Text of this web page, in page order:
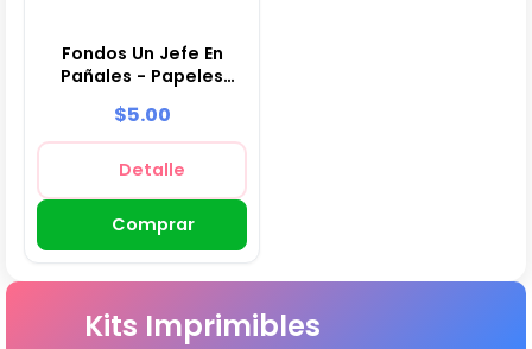
Fondos Un Jefe En
Pañales - Papeles
Decoración
$5.00
Detalle
Comprar
Kits Imprimibles